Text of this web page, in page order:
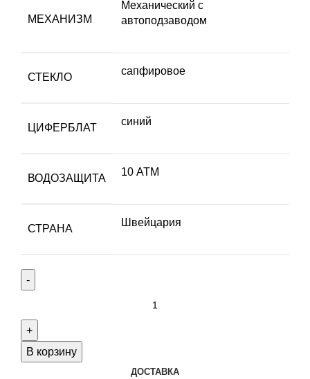
МЕХАНИЗМ
Механический с
автоподзаводом
СТЕКЛО
сапфировое
ЦИФЕРБЛАТ
синий
ВОДОЗАЩИТА
10 АТМ
СТРАНА
Швейцария
В корзину
ДОСТАВКА